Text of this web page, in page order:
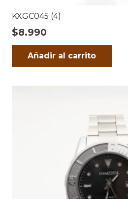
KXGC045 (4)
$8.990
Añadir al carrito